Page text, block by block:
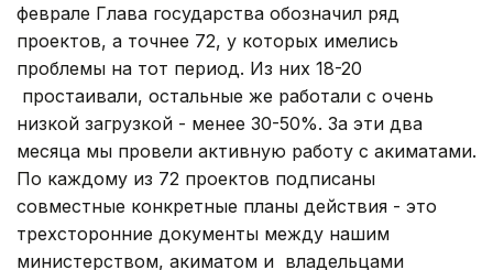
феврале Глава государства обозначил ряд
проектов, а точнее 72, у которых имелись
проблемы на тот период. Из них 18-20
простаивали, остальные же работали с очень
низкой загрузкой - менее 30-50%. За эти два
месяца мы провели активную работу с акиматами.
По каждому из 72 проектов подписаны
совместные конкретные планы действия - это
трехсторонние документы между нашим
министерством, акиматом и владельцами